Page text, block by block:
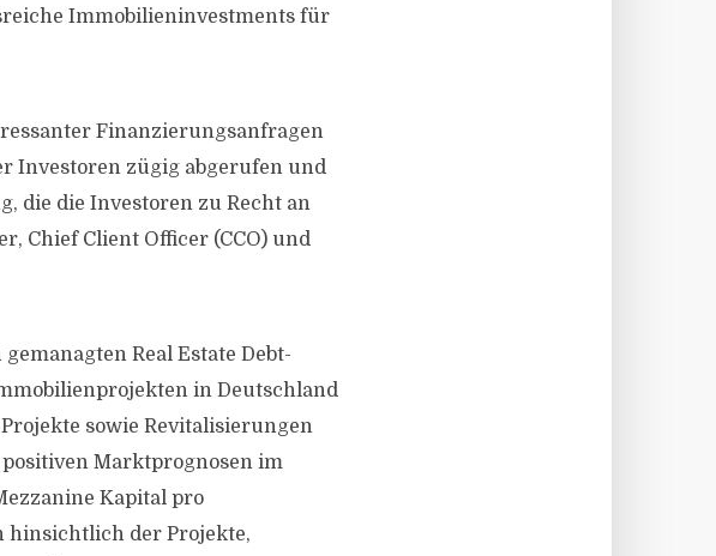
Immobilieninvestments für
Finanzierungsanfragen
Investoren zügig abgerufen und
die die Investoren zu Recht an
Chief Client Officer (CCO) und
Real Estate Debt-
in Deutschland
sowie Revitalisierungen
Marktprognosen im
Kapital pro
hinsichtlich der Projekte,